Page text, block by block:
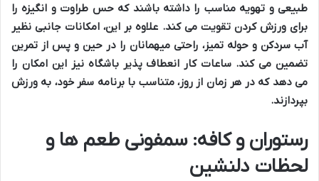
طبیعیو تهویه مناسب را داشته باشند که حس طراوت و انگیزه را
برای ورزش کردن تقویت می کند. علاوه بر این، امکانات جانبی نظیر
آب سردکن و حوله تمیز، راحتی میهمانان را در حین و پس از تمرین
تضمین می کند. ساعات کار انعطاف پذیر باشگاه نیز این امکان را
می دهد که در هر زمان از روز، متناسب با برنامه سفر خود، به ورزش
بپردازند.
رستوران و کافه: سمفونی طعم ها و
لحظات دلنشین